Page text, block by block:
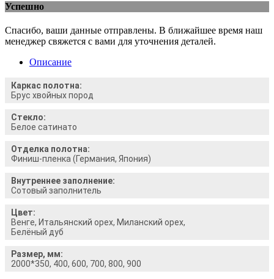
Успешно
Спасибо, ваши данные отправлены. В ближайшее время наш
менеджер свяжется с вами для уточнения деталей.
Описание
Каркас полотна:
Брус хвойных пород
Стекло:
Белое сатинато
Отделка полотна:
Финиш-пленка (Германия, Япония)
Внутреннее заполнение:
Сотовый заполнитель
Цвет:
Венге, Итальянский орех, Миланский орех,
Белёный дуб
Размер, мм:
2000*350, 400, 600, 700, 800, 900